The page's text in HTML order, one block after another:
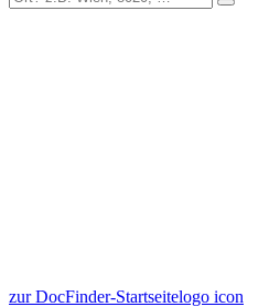
zur DocFinder-Startseitelogo icon